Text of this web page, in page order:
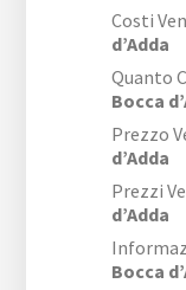
Costi
d’Adda
Quanto
Bocca
Prezzo
d’Adda
Prezzi
d’Adda
Bocca